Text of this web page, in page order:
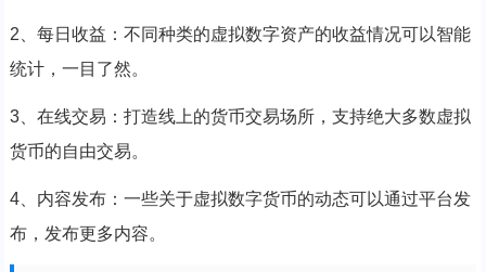
2、每日收益：不同种类的虚拟数字资产的收益情况可以智能
统计，一目了然。
3、在线交易：打造线上的货币交易场所，支持绝大多数虚拟
货币的自由交易。
4、内容发布：一些关于虚拟数字货币的动态可以通过平台发
布，发布更多内容。